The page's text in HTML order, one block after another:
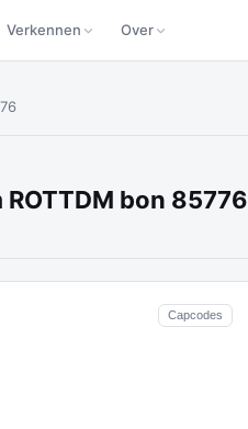
Verkennen Over
bon 85776
Capcodes